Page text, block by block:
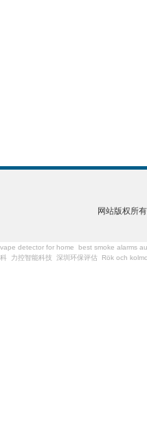
网站版权所
vape detector for home best smoke alarms
科
力控智能科技 深圳环保评估 Rök och